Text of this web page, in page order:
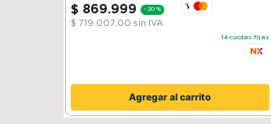
$ 869.999 - 20 %
$ 719.007,00 sin IVA
14 cuotas fijas
Agregar al carrito